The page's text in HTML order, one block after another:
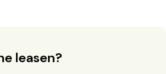
leasen?